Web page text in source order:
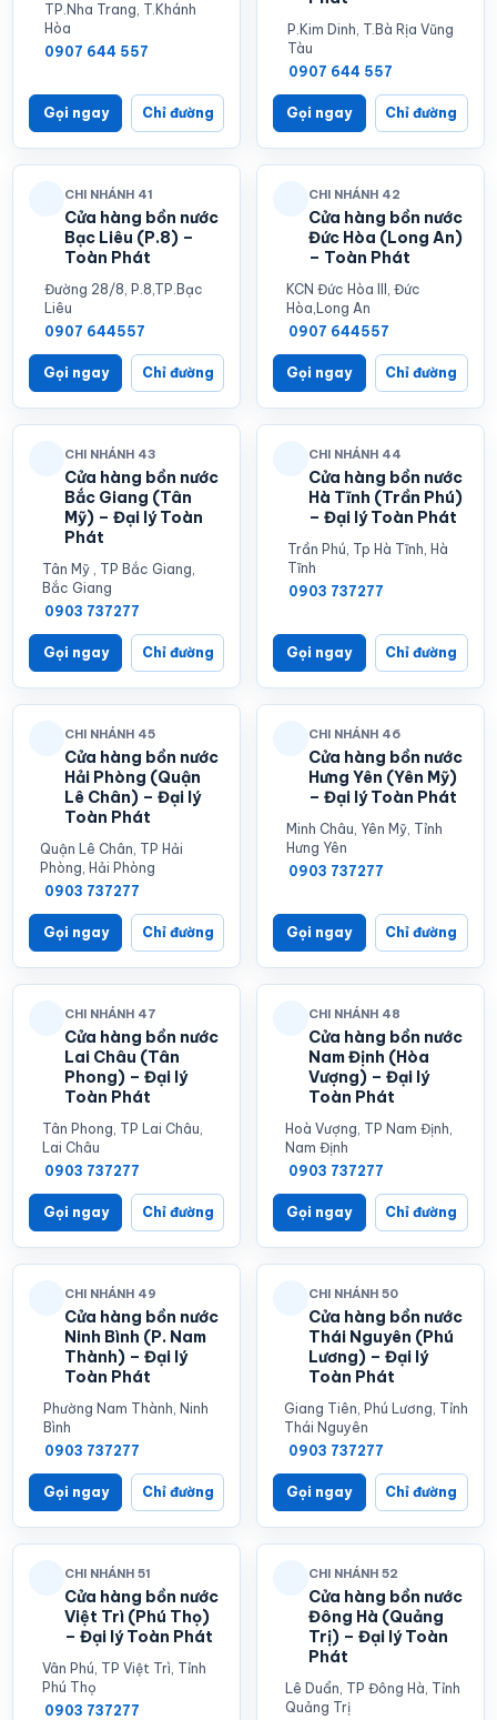
TP.Nha Trang, T.Khánh
Hòa
0907 644 557
Gọi ngay Chỉ đường
P.Kim Dinh, T.Bà Rịa Vũng
Tàu
0907 644 557
Gọi ngay Chỉ đường
CHI NHÁNH 41
Cửa hàng bồn nước
Bạc Liêu (P.8) –
Toàn Phát
Đường 28/8, P.8,TP.Bạc
Liêu
0907 644557
Gọi ngay Chỉ đường
CHI NHÁNH 42
Cửa hàng bồn nước
Đức Hòa (Long An)
– Toàn Phát
KCN Đức Hòa III, Đức
Hòa,Long An
0907 644557
Gọi ngay Chỉ đường
CHI NHÁNH 43
Cửa hàng bồn nước
Bắc Giang (Tân
Mỹ) – Đại lý Toàn
Phát
Tân Mỹ , TP Bắc Giang,
Bắc Giang
0903 737277
Gọi ngay Chỉ đường
CHI NHÁNH 44
Cửa hàng bồn nước
Hà Tĩnh (Trần Phú)
– Đại lý Toàn Phát
Trần Phú, Tp Hà Tĩnh, Hà
Tĩnh
0903 737277
Gọi ngay Chỉ đường
CHI NHÁNH 45
Cửa hàng bồn nước
Hải Phòng (Quận
Lê Chân) – Đại lý
Toàn Phát
Quận Lê Chân, TP Hải
Phòng, Hải Phòng
0903 737277
Gọi ngay Chỉ đường
CHI NHÁNH 46
Cửa hàng bồn nước
Hưng Yên (Yên Mỹ)
– Đại lý Toàn Phát
Minh Châu, Yên Mỹ, Tỉnh
Hưng Yên
0903 737277
Gọi ngay Chỉ đường
CHI NHÁNH 47
Cửa hàng bồn nước
Lai Châu (Tân
Phong) – Đại lý
Toàn Phát
Tân Phong, TP Lai Châu,
Lai Châu
0903 737277
Gọi ngay Chỉ đường
CHI NHÁNH 48
Cửa hàng bồn nước
Nam Định (Hòa
Vượng) – Đại lý
Toàn Phát
Hoà Vượng, TP Nam Định,
Nam Định
0903 737277
Gọi ngay Chỉ đường
CHI NHÁNH 49
Cửa hàng bồn nước
Ninh Bình (P. Nam
Thành) – Đại lý
Toàn Phát
Phường Nam Thành, Ninh
Bình
0903 737277
Gọi ngay Chỉ đường
CHI NHÁNH 50
Cửa hàng bồn nước
Thái Nguyên (Phú
Lương) – Đại lý
Toàn Phát
Giang Tiên, Phú Lương, Tỉnh
Thái Nguyên
0903 737277
Gọi ngay Chỉ đường
CHI NHÁNH 51
Cửa hàng bồn nước
Việt Trì (Phú Thọ)
– Đại lý Toàn Phát
Vân Phú, TP Việt Trì, Tỉnh
Phú Thọ
0903 737277
CHI NHÁNH 52
Cửa hàng bồn nước
Đông Hà (Quảng
Trị) – Đại lý Toàn
Phát
Lê Duẩn, TP Đông Hà, Tỉnh
Quảng Trị